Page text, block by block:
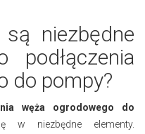
niezbędne
podłączenia
do pompy?
węża ogrodowego do
w niezbędne elementy.